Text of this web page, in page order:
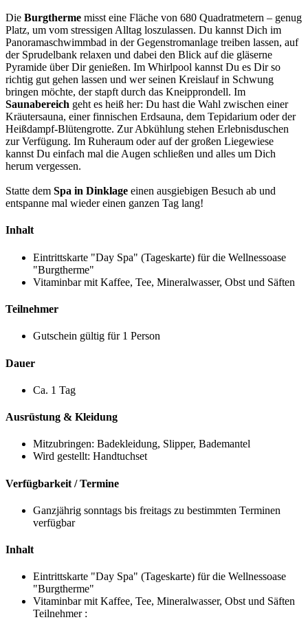
Die Burgtherme misst eine Fläche von 680 Quadratmetern – genug
Platz, um vom stressigen Alltag loszulassen. Du kannst Dich im
Panoramaschwimmbad in der Gegenstromanlage treiben lassen, auf
der Sprudelbank relaxen und dabei den Blick auf die gläserne
Pyramide über Dir genießen. Im Whirlpool kannst Du es Dir so
richtig gut gehen lassen und wer seinen Kreislauf in Schwung
bringen möchte, der stapft durch das Kneipprondell. Im
Saunabereich geht es heiß her: Du hast die Wahl zwischen einer
Kräutersauna, einer finnischen Erdsauna, dem Tepidarium oder der
Heißdampf-Blütengrotte. Zur Abkühlung stehen Erlebnisduschen
zur Verfügung. Im Ruheraum oder auf der großen Liegewiese
kannst Du einfach mal die Augen schließen und alles um Dich
herum vergessen.
Statte dem Spa in Dinklage einen ausgiebigen Besuch ab und
entspanne mal wieder einen ganzen Tag lang!
Inhalt
Eintrittskarte "Day Spa" (Tageskarte) für die Wellnessoase
"Burgtherme"
Vitaminbar mit Kaffee, Tee, Mineralwasser, Obst und Säften
Teilnehmer
Gutschein gültig für 1 Person
Dauer
Ca. 1 Tag
Ausrüstung & Kleidung
Mitzubringen: Badekleidung, Slipper, Bademantel
Wird gestellt: Handtuchset
Verfügbarkeit / Termine
Ganzjährig sonntags bis freitags zu bestimmten Terminen
verfügbar
Inhalt
Eintrittskarte "Day Spa" (Tageskarte) für die Wellnessoase
"Burgtherme"
Vitaminbar mit Kaffee, Tee, Mineralwasser, Obst und Säften
Teilnehmer :